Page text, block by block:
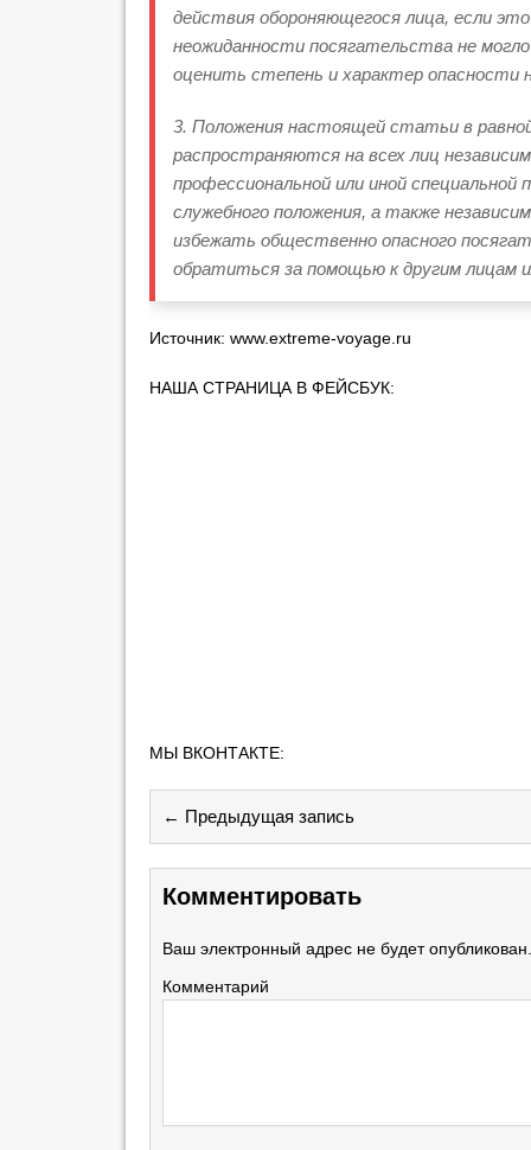
действия обороняющегося лица, если
неожиданности посягательства не
оценить степень и характер опасности
3. Положения настоящей статьи в
распространяются на всех лиц
профессиональной или иной специальной
служебного положения, а также
избежать общественно опасного
обратиться за помощью к другим лицам
Источник: www.extreme-voyage.ru
НАША СТРАНИЦА В ФЕЙСБУК:
МЫ ВКОНТАКТЕ:
← Предыдущая запись
Комментировать
Ваш электронный адрес не будет опубликован.
Комментарий